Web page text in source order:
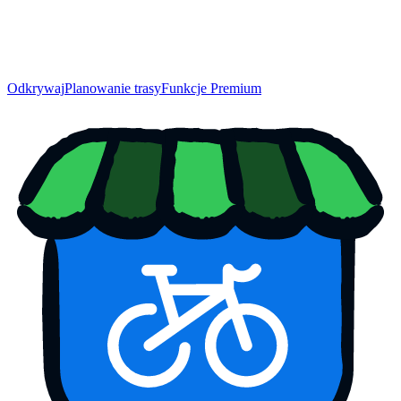
OdkrywajPlanowanie trasyFunkcje Premium